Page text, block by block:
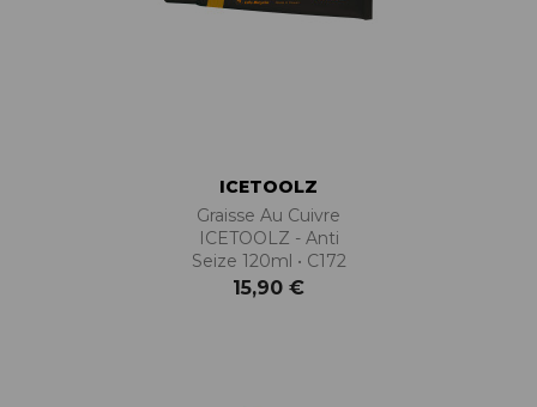
ICETOOLZ
Graisse Au Cuivre
ICETOOLZ - Anti
Seize 120ml • C172
15,90 €